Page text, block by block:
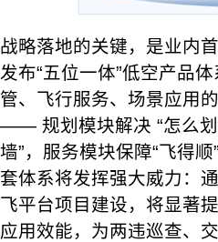
战略落地的关键，是业内
发布“五位一体”低空产品
管、飞行服务、场景应用
—— 规划模块解决 “怎么划
墙”，服务模块保障“飞得
套体系将发挥强大威力：
飞平台项目建设，将显著
应用效能，为两违巡查、